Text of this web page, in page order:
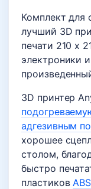
Комплект для
лучший 3D
печати 210 х
электроники
3D принтер
адгезивным
хорошее
столом,
быстро
пластиковABS